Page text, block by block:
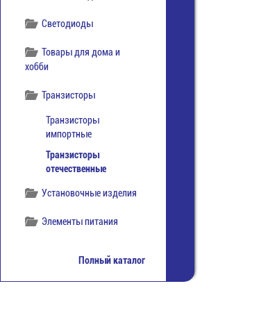
Светодиоды
Товары для дома и
хобби
Транзисторы
Транзисторы
импортные
Транзисторы
отечественные
Установочные изделия
Элементы питания
Полный каталог